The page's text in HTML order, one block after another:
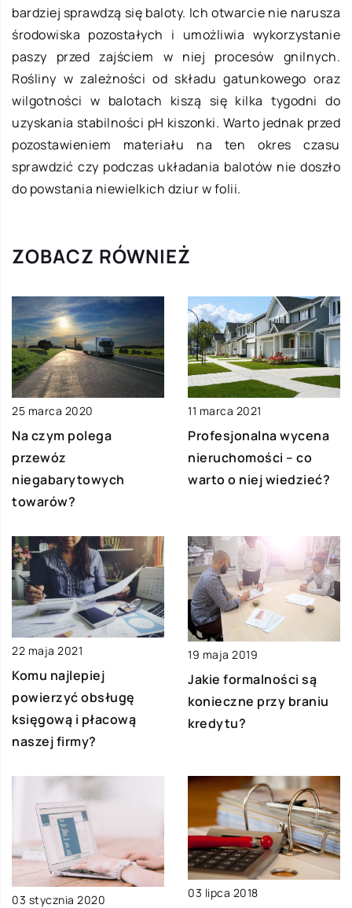
bardziej sprawdzą się baloty. Ich otwarcie nie narusza
środowiska pozostałych i umożliwia wykorzystanie
paszy przed zajściem w niej procesów gnilnych.
Rośliny w zależności od składu gatunkowego oraz
wilgotności w balotach kiszą się kilka tygodni do
uzyskania stabilności pH kiszonki. Warto jednak przed
pozostawieniem materiału na ten okres czasu
sprawdzić czy podczas układania balotów nie doszło
do powstania niewielkich dziur w folii.
ZOBACZ RÓWNIEŻ
25 marca 2020
Na czym polega
przewóz
niegabarytowych
towarów?
11 marca 2021
Profesjonalna wycena
nieruchomości – co
warto o niej wiedzieć?
22 maja 2021
Komu najlepiej
powierzyć obsługę
księgową i płacową
naszej firmy?
19 maja 2019
Jakie formalności są
konieczne przy braniu
kredytu?
03 stycznia 2020 03 lipca 2018